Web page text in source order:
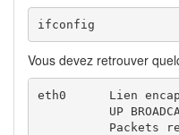
ifconfig
Vous devez retrouver
eth0      Lien
UP
Packets